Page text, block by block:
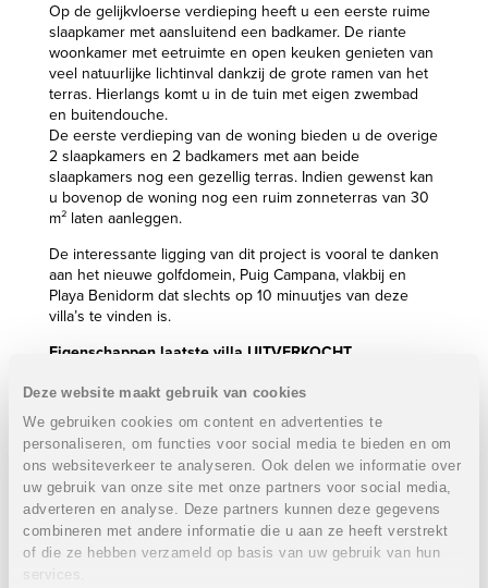
Deze website maakt gebruik van cookies
We gebruiken cookies om content en advertenties te
personaliseren, om functies voor social media te bieden en om
ons websiteverkeer te analyseren. Ook delen we informatie over
uw gebruik van onze site met onze partners voor social media,
adverteren en analyse. Deze partners kunnen deze gegevens
combineren met andere informatie die u aan ze heeft verstrekt
of die ze hebben verzameld op basis van uw gebruik van hun
services.
Op de gelijkvloerse verdieping heeft u een eerste ruime
slaapkamer met aansluitend een badkamer. De riante
woonkamer met eetruimte en open keuken genieten van
veel natuurlijke lichtinval dankzij de grote ramen van het
terras. Hierlangs komt u in de tuin met eigen zwembad
en buitendouche.
De eerste verdieping van de woning bieden u de overige
2 slaapkamers en 2 badkamers met aan beide
slaapkamers nog een gezellig terras. Indien gewenst kan
u bovenop de woning nog een ruim zonneterras van 30
m² laten aanleggen.
De interessante ligging van dit project is vooral te danken
aan het nieuwe golfdomein, Puig Campana, vlakbij en
Playa Benidorm dat slechts op 10 minuutjes van deze
villa’s te vinden is.
Eigenschappen laatste villa UITVERKOCHT
3 Slaapkamers
Perceel: 374 m²
Bebouwde oppervlakte: 117 m²
Terras: 54 m²
Privaat zwembad: 10 x 4 m
UITVERKOCHT
Inclusief: